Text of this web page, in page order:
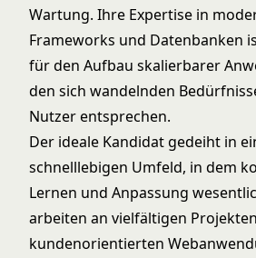
Wartung. Ihre Expertise in
Frameworks und Datenbanken
für den Aufbau skalierbarer
den sich wandelnden
Nutzer entsprechen.
Der ideale Kandidat gedeiht in
schnelllebigen Umfeld, in dem
Lernen und Anpassung
arbeiten an vielfältigen
kundenorientierten